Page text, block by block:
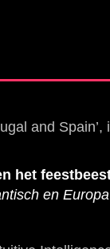
and
het
en Europa